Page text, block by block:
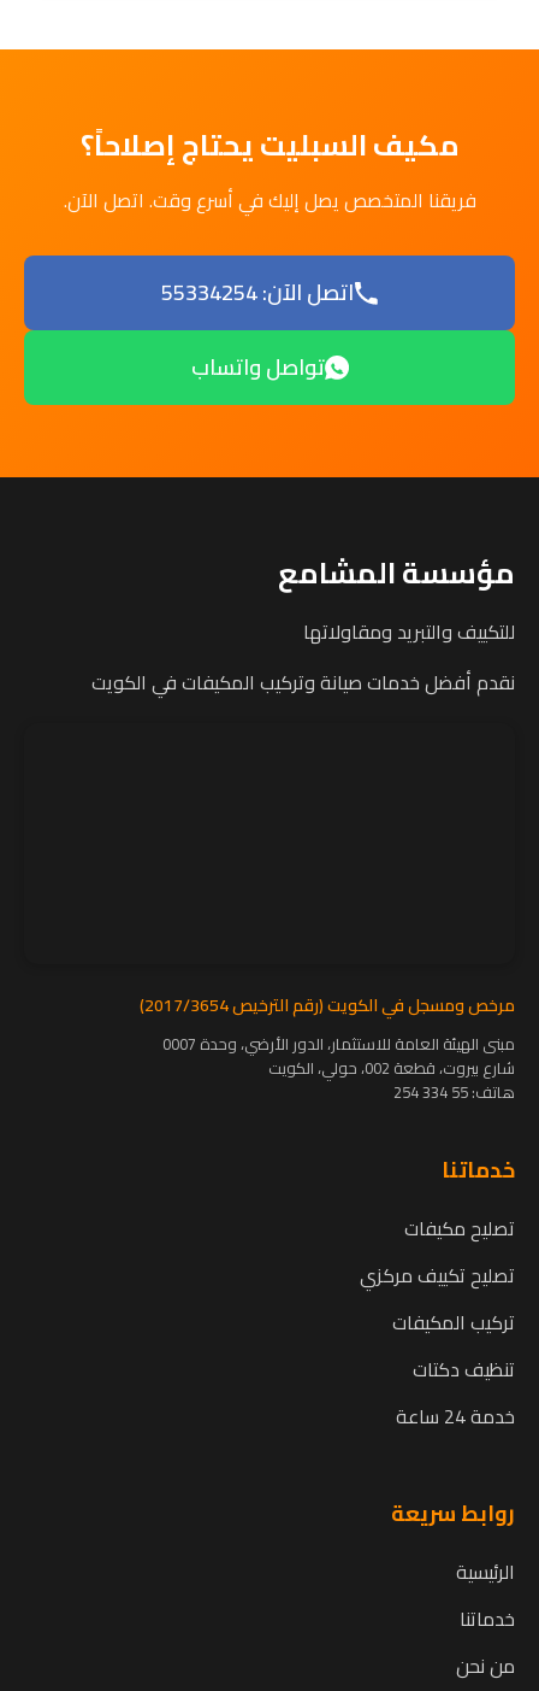
مكيف السبليت يحتاج إصلاحاً؟
فريقنا المتخصص يصل إليك في أسرع وقت. اتصل الآن.
اتصل الآن: 55334254
تواصل واتساب
مؤسسة المشامع
للتكييف والتبريد ومقاولاتها
نقدم أفضل خدمات صيانة وتركيب المكيفات في الكويت
مرخص ومسجل في الكويت (رقم الترخيص 2017/3654)
مبنى الهيئة العامة للاستثمار، الدور الأرضي، وحدة 0007
شارع بيروت، قطعة 002، حولي، الكويت
هاتف:55 334 254
خدماتنا
تصليح مكيفات
تصليح تكييف مركزي
تركيب المكيفات
تنظيف دكتات
خدمة 24 ساعة
روابط سريعة
الرئيسية
خدماتنا
من نحن